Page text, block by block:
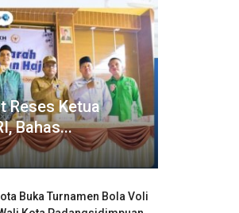
Reses Ketua
Bahas...
Buka Turnamen Bola Voli